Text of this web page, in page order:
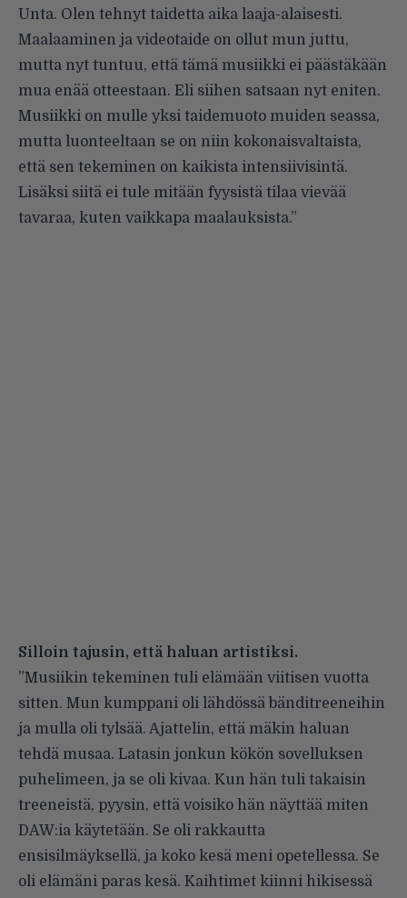
Unta. Olen tehnyt taidetta aika laaja-alaisesti.
Maalaaminen ja videotaide on ollut mun juttu,
mutta nyt tuntuu, että tämä musiikki ei päästäkään
mua enää otteestaan. Eli siihen satsaan nyt eniten.
Musiikki on mulle yksi taidemuoto muiden seassa,
mutta luonteeltaan se on niin kokonaisvaltaista,
että sen tekeminen on kaikista intensiivisintä.
Lisäksi siitä ei tule mitään fyysistä tilaa vievää
tavaraa, kuten vaikkapa maalauksista.”
Silloin tajusin, että haluan artistiksi.
”Musiikin tekeminen tuli elämään viitisen vuotta
sitten. Mun kumppani oli lähdössä bänditreeneihin
ja mulla oli tylsää. Ajattelin, että mäkin haluan
tehdä musaa. Latasin jonkun kökön sovelluksen
puhelimeen, ja se oli kivaa. Kun hän tuli takaisin
treeneistä, pyysin, että voisiko hän näyttää miten
DAW:ia käytetään. Se oli rakkautta
ensisilmäyksellä, ja koko kesä meni opetellessa. Se
oli elämäni paras kesä. Kaihtimet kiinni hikisessä